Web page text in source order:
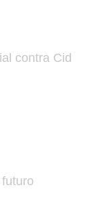
contra Cid